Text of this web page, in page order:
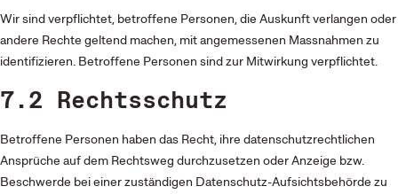
Wir sind verpflichtet, betroffene Personen, die Auskunft verlangen oder
andere Rechte geltend machen, mit angemessenen Massnahmen zu
identifizieren. Betroffene Personen sind zur Mitwirkung verpflichtet.
7.2 Rechtsschutz
Betroffene Personen haben das Recht, ihre datenschutz­rechtlichen
Ansprüche auf dem Rechtsweg durchzusetzen oder Anzeige bzw.
Beschwerde bei einer zuständigen Datenschutz-Aufsichtsbehörde zu